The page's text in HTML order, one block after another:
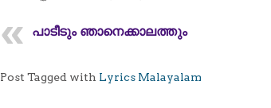
പാടീടും ഞാനെക്കാലത്തും
Post Tagged with Lyrics Malayalam